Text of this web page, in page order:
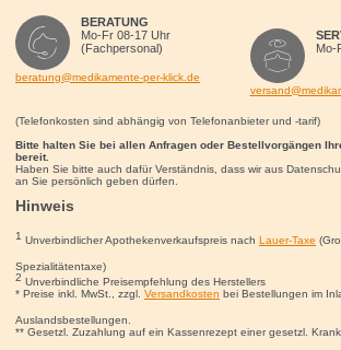
BERATUNG
Mo-Fr 08-17 Uhr
(Fachpersonal)
beratung@medikamente-per-klick.de
Mo-
(Telefonkosten sind abhängig von Telefonanbieter und -tarif)
Bitte halten Sie bei allen Anfragen oder Bestellvorgängen
bereit.
Haben Sie bitte auch dafür Verständnis, dass wir aus
an Sie persönlich geben dürfen.
Hinweis
1 Unverbindlicher Apothekenverkaufspreis nach Lauer-Taxe
Spezialitätentaxe)
2 Unverbindliche Preisempfehlung des Herstellers
* Preise inkl. MwSt., zzgl. Versandkosten bei Bestellungen im
Auslandsbestellungen.
** Gesetzl. Zuzahlung auf ein Kassenrezept einer gesetzl.